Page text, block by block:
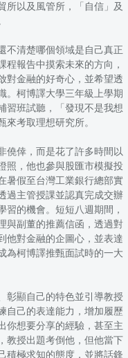
所以及風管所，「自信」及
不清楚哪個領域是自己真正
報告中摸索未來的方向，
對金融的好奇心，並希望透
。柯博譯大學三年級上學期
習班試聽，「發現不是我想
考取理想研究所。
僥倖，而是花了許多時間以
照，他也參與股匯市模擬投
暑假至台灣工業銀行總部實
過主管授課並認真完成交辦
的機會。短短八週期間，
與副董的推薦信函，透過對
他對金融的企圖心，並表達
為柯博譯推甄面試時的一大
彰顯自己的特色並引導教授
自己的表達能力，增加履歷
你想要分享的經驗，甚至主
教授出題考倒他，但他當下
積極求知的態度，並將話鋒